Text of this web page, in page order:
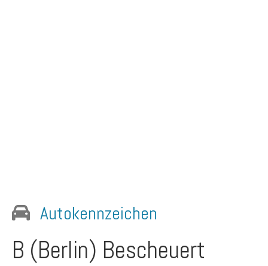
Autokennzeichen
B (Berlin) Bescheuert